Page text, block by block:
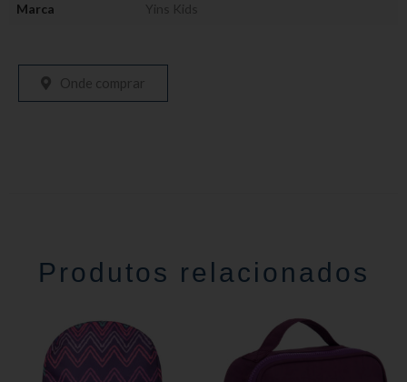
Marca Yins Kids
Onde comprar
Produtos relacionados